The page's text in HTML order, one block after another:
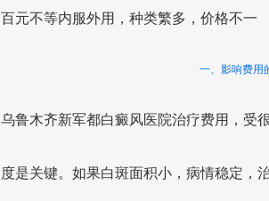
百元不等内服外用，种类繁多，价格不一
一、影响费用
乌鲁木齐新军都白癜风医院治疗费用，受
度是关键。如果白斑面积小，病情稳定，